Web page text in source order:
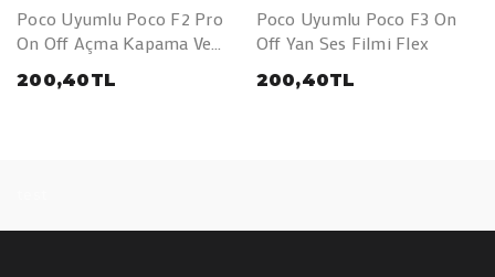
Poco Uyumlu Poco F2 Pro
On Off Açma Kapama Ve
200,40TL
Poco Uyumlu Poco F3 On
Off Yan Ses Filmi Flex
200,40TL